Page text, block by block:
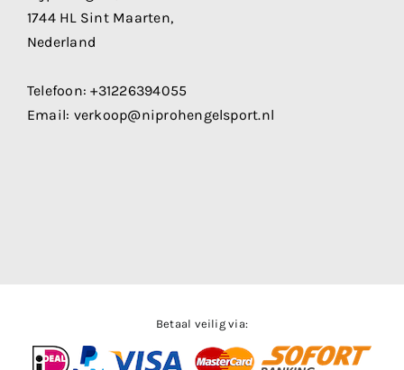
1744 HL Sint Maarten,
Nederland
Telefoon:+31226394055
Email: verkoop@niprohengelsport.nl
Betaal veilig via: